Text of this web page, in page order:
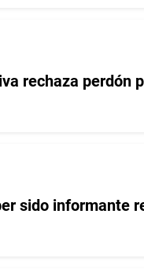
rechaza perdón
sido informante